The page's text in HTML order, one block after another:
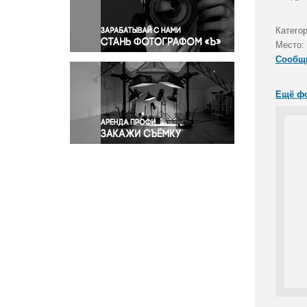
Правосудие
Происшествия и конфликты
Религия
Светская жизнь
Спорт
Экология
Экономика и бизнес
Место:
Ещё